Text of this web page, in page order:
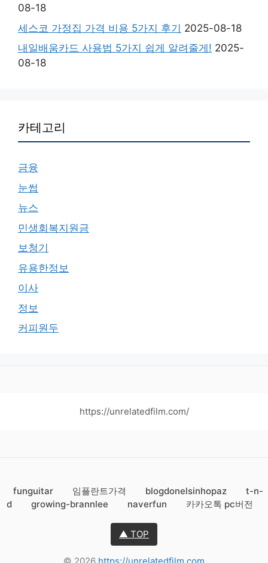
08-18
세스코 가정집 가격 비용 5가지 후기 2025-08-18
내일배움카드 사용법 5가지 쉽게 알려줄게! 2025-
08-18
카테고리
금융
눈썹
뉴스
민생회복지원금
보청기
유용한정보
이사
정보
커피원두
https://unrelatedfilm.com/
funguitar 임플란트가격 blogdonelsinhopaz
t-n-
d
growing-brannlee naverfun 카카오톡 pc버전
▲ TOP